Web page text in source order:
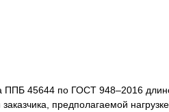
ППБ 45644 по ГОСТ 948–2016
предполагаемой